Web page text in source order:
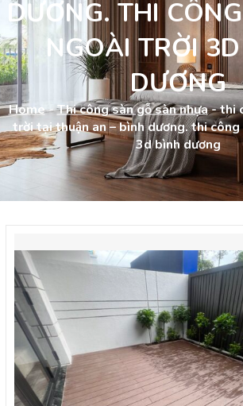
DƯƠNG. THI
NGOÀI TRỜI
DƯƠNG
Home-Thi công sàn gỗ sàn nhựa-thi
trời tại thuận an – bình dương. thi
3d bình dương